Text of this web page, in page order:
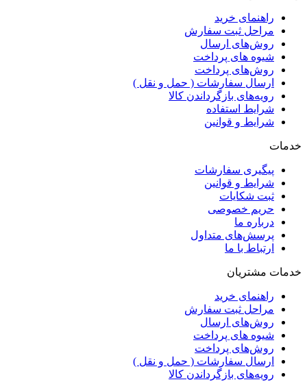
راهنمای خرید
مراحل ثبت سفارش
روش‌های ارسال
شیوه های پرداخت
روش‌های پرداخت
ارسال سفارشات ( حمل و نقل )
رویه‌های بازگرداندن کالا
شرایط استفاده
شرایط و قوانین
خدمات
پیگیری سفارشات
شرایط و قوانین
ثبت شکایات
حریم خصوصی
درباره ما
پرسش‌های متداول
ارتباط با ما
خدمات مشتریان
راهنمای خرید
مراحل ثبت سفارش
روش‌های ارسال
شیوه های پرداخت
روش‌های پرداخت
ارسال سفارشات ( حمل و نقل )
رویه‌های بازگرداندن کالا